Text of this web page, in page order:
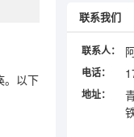
。以下
联系我们
联系人：
电话：
地址：